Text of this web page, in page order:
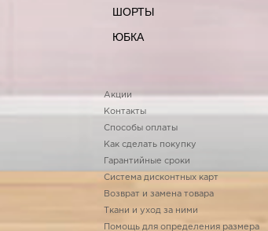
ШОРТЫ
ЮБКА
Акции
Контакты
Способы оплаты
Как сделать покупку
Гарантийные сроки
Система дисконтных карт
Возврат и замена товара
Ткани и уход за ними
Помощь для определения размера